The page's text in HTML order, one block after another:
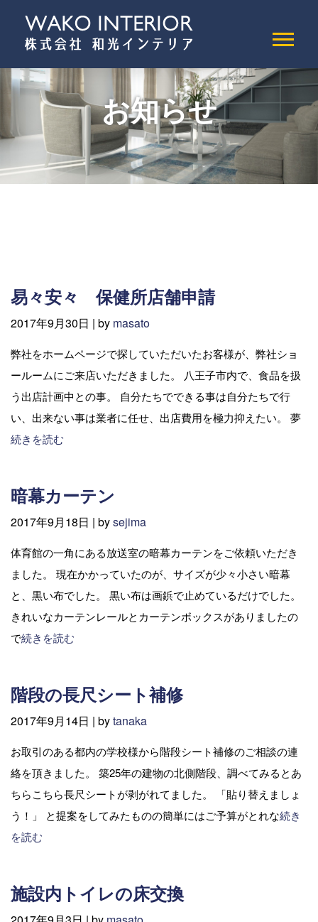
お知らせ
易々安々 保健所店舗申請
2017年9月30日 | by masato
弊社をホームページで探していただいたお客様が、弊社ショ
ールームにご来店いただきました。 八王子市内で、食品を扱
う出店計画中との事。 自分たちでできる事は自分たちで行
い、出来ない事は業者に任せ、出店費用を極力抑えたい。 夢
続きを読む
暗幕カーテン
2017年9月18日 | bysejima
体育館の一角にある放送室の暗幕カーテンをご依頼いただき
ました。 現在かかっていたのが、サイズが少々小さい暗幕
と、黒い布でした。 黒い布は画鋲で止めているだけでした。
きれいなカーテンレールとカーテンボックスがありましたの
で続きを読む
階段の長尺シート補修
2017年9月14日 | bytanaka
お取引のある都内の学校様から階段シート補修のご相談の連
絡を頂きました。 築25年の建物の北側階段、調べてみるとあ
ちらこちら長尺シートが剥がれてました。 「貼り替えましょ
う！」 と提案をしてみたものの簡単にはご予算がとれな続き
を読む
施設内トイレの床交換